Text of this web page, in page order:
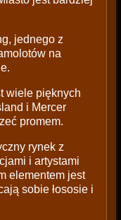
jednego z
na
wiele pięknych
i Mercer
promem.
rynek z
i artystami
elementem jest
sobie łososie i